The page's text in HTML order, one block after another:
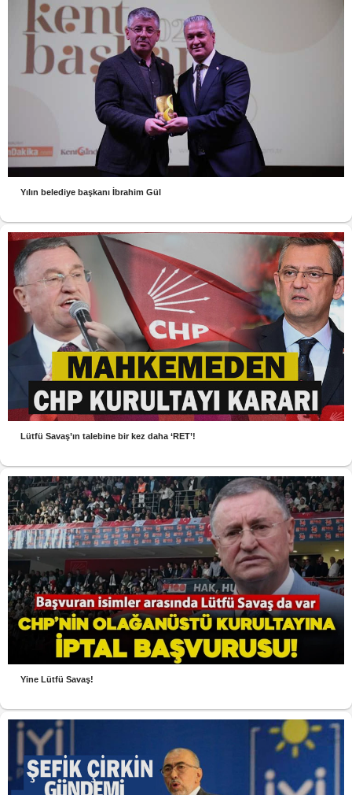
Yılın belediye başkanı İbrahim Gül
Lütfü Savaş’ın talebine bir kez daha ‘RET’!
Yine Lütfü Savaş!